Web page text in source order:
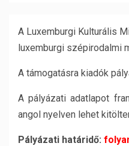
A Luxemburgi Kulturális
luxemburgi szépirodalmi
A támogatásra kiadók
A pályázati adatlapot
angol nyelven lehet
Pályázati határidő: